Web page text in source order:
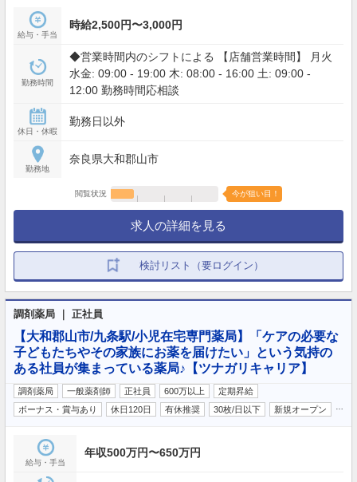
給与・手当
時給2,500円〜3,000円
勤務時間
◆営業時間内のシフトによる 【店舗営業時間】 月火
水金: 09:00 - 19:00 木: 08:00 - 16:00 土: 09:00 -
12:00 勤務時間応相談
休日・休暇
勤務日以外
勤務地
奈良県大和郡山市
閲覧状況 今が狙い目！
求人の詳細を見る
検討リスト（要ログイン）
調剤薬局 ｜ 正社員
【大和郡山市/九条駅/小児在宅専門薬局】「ケアの必要な
子どもたちやその家族にお薬を届けたい」という気持の
ある社員が集まっている薬局♪【ツナガリキャリア】
調剤薬局 一般薬剤師 正社員 600万以上
定期昇給
ボーナス・賞与あり
休日120日 有休推奨 30枚/日以下 新規オープン
給与・手当
年収500万円〜650万円